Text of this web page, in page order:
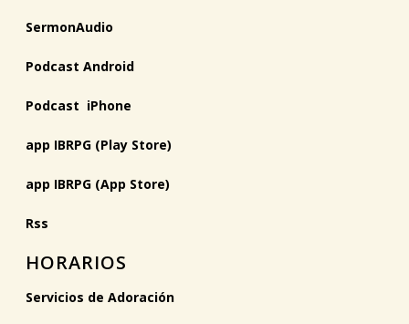
SermonAudio
Podcast Android
Podcast iPhone
app IBRPG (Play Store)
app IBRPG (App Store)
Rss
HORARIOS
Servicios de Adoración